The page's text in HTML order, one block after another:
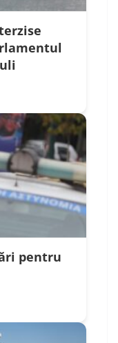
pentru